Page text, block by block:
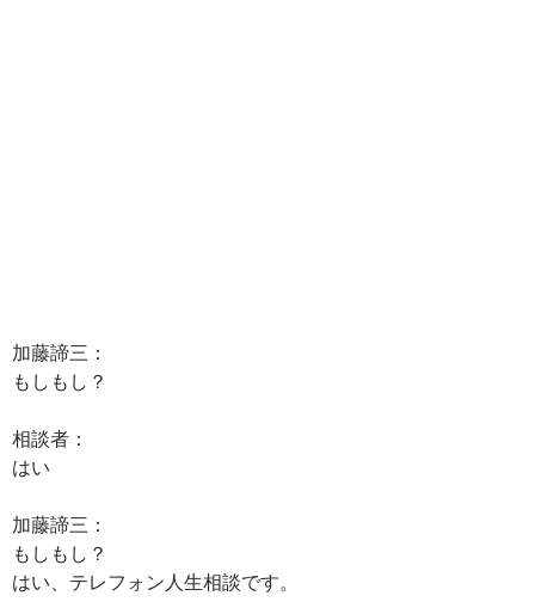
加藤諦三：
もしもし？
相談者：
はい
加藤諦三：
もしもし？
はい、テレフォン人生相談です。